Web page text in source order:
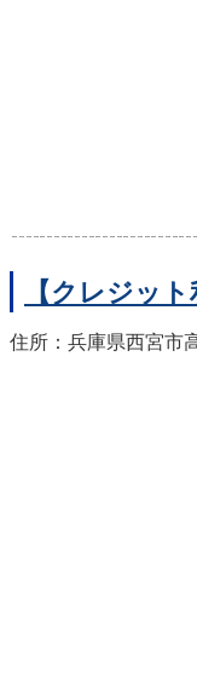
【クレジッ
住所：兵庫県西宮市